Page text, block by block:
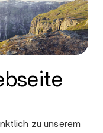
zu unserem